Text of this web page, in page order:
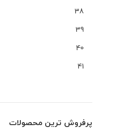
38
39
40
41
پرفروش ترین محصولات